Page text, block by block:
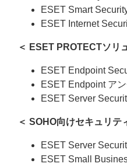
ESET Smart
ESET Internet
＜ ESET PROTECTソリ
ESET Endpoint
ESET Endpoint ア
ESET Server
＜ SOHO向けセキュリテ
ESET Server
ESET Small